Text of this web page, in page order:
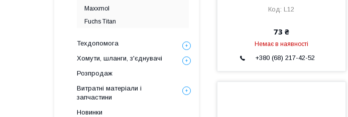
L12
73 ₴
Немає в наявності
+380 (68) 217-42-52
Maxxmol
Fuchs Titan
Техдопомога
Хомути, шланги, з'єднувачі
Розпродаж
Витратні матеріали і
запчастини
Новинки